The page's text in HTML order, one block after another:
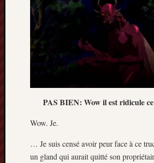
PAS BIEN: Wow il est ridicule
Wow. Je.
… Je suis censé avoir peur face à ce
un gland qui aurait quitté son